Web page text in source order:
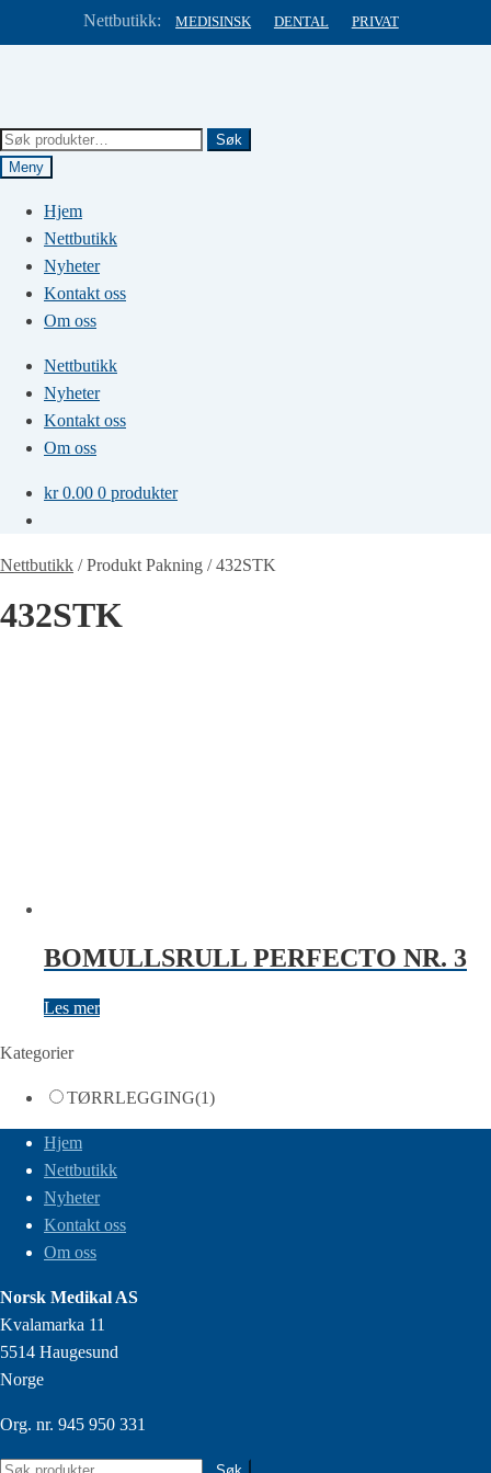
Nettbutikk: MEDISINSK DENTAL PRIVAT
Søk
etter:
Søk
Meny
Hjem
Nettbutikk
Nyheter
Kontakt oss
Om oss
Nettbutikk
Nyheter
Kontakt oss
Om oss
kr0.00 0 produkter
Nettbutikk /Produkt Pakning /432STK
432STK
BOMULLSRULL PERFECTO NR. 3
Les mer
Kategorier
TØRRLEGGING(1)
Hjem
Nettbutikk
Nyheter
Kontakt oss
Om oss
Norsk Medikal AS
Kvalamarka 11
5514 Haugesund
Norge
Org. nr. 945 950 331
Søk